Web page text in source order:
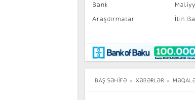
Bank
Araşdırmalar
Maraqlı
BancoTV
Müsahibə
İlin
BAŞ SƏHIFƏ XƏBƏRLƏR